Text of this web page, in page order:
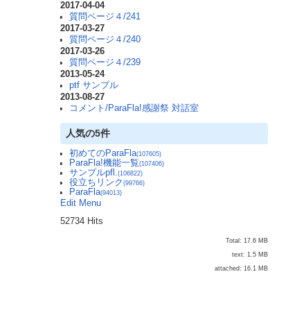
2017-04-04
質問ページ４/241
2017-03-27
質問ページ４/240
2017-03-26
質問ページ４/239
2013-05-24
ptf サンプル
2013-08-27
コメント/ParaFla!感謝祭 対話室
人気の5件
初めてのParaFla(107605)
ParaFla!機能一覧(107406)
サンプルpfl.(106822)
役立ちリンク (99766)
ParaFla(94013)
Edit Menu
52734 Hits
Total: 17.6 MB
text: 1.5 MB
attached: 16.1 MB